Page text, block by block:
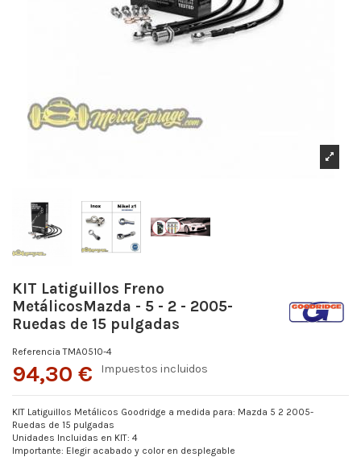
KIT Latiguillos Freno
MetálicosMazda - 5 - 2 - 2005-
Ruedas de 15 pulgadas
Referencia TMA0510-4
94,30 € Impuestos incluidos
KIT Latiguillos Metálicos Goodridge a medida para: Mazda 5 2 2005-
Ruedas de 15 pulgadas
Unidades Incluidas en KIT: 4
Importante: Elegir acabado y color en desplegable